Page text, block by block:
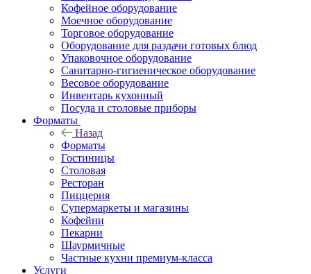
Кофейное оборудование
Моечное оборудование
Торговое оборудование
Оборудование для раздачи готовых блюд
Упаковочное оборудование
Санитарно-гигиеническое оборудование
Весовое оборудование
Инвентарь кухонный
Посуда и столовые приборы
Форматы
Назад
Форматы
Гостиницы
Столовая
Ресторан
Пиццерия
Супермаркеты и магазины
Кофейни
Пекарни
Шаурмичные
Частные кухни премиум-класса
Услуги